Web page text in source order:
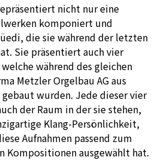
nicht nur eine
komponiert und
die sie während der letzten
Sie präsentiert auch vier
während des gleichen
Metzler Orgelbau AG aus
wurden. Jede dieser vier
der Raum in der sie stehen,
Klang-Persönlichkeit,
Aufnahmen passend zum
Kompositionen ausgewählt hat.